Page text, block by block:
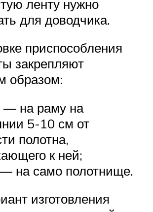
ленту нужно
для доводчика.
приспособления
закрепляют
образом:
— на раму на
5-10 см от
полотна,
к ней;
на само полотнище.
изготовления